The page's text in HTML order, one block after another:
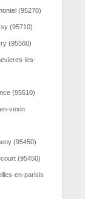
(95270)
(95710)
(95560)
les-
(95510)
vexin
(95450)
(95450)
en-parisis